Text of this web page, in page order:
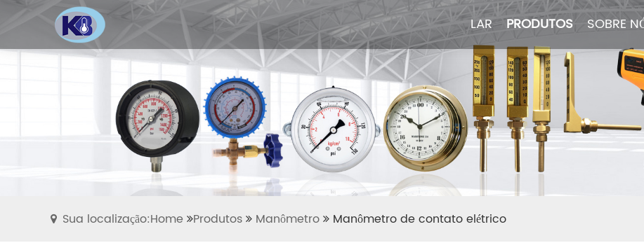
LAR PRODUTOS SOBRE
LAR PRODUTOS SOBRE
Sua localização:Home Produtos Manômetro Manômetro de contato elétrico